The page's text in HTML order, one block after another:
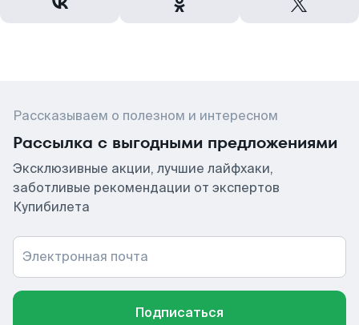
Рассказываем о полезном и интересном
Рассылка с выгодными предложениями
Эксклюзивные акции, лучшие лайфхаки,
заботливые рекомендации от экспертов
Купибилета
Электронная почта
Подписаться